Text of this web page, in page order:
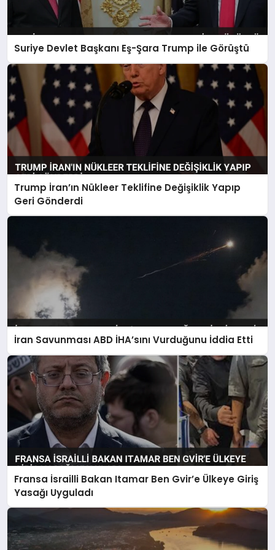
Suriye Devlet Başkanı Eş-Şara Trump ile Görüştü
Trump İran’ın Nükleer Teklifine Değişiklik Yapıp
Geri Gönderdi
İran Savunması ABD İHA’sını Vurduğunu İddia Etti
Fransa İsrailli Bakan Itamar Ben Gvir’e Ülkeye Giriş
Yasağı Uyguladı